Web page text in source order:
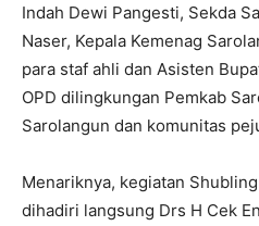
Indah Dewi Pangesti, Sekda
Naser, Kepala Kemenag
para staf ahli dan Asisten
OPD dilingkungan Pemkab
Sarolangun dan komunitas
Menariknya, kegiatan
dihadiri langsung Drs H Cek